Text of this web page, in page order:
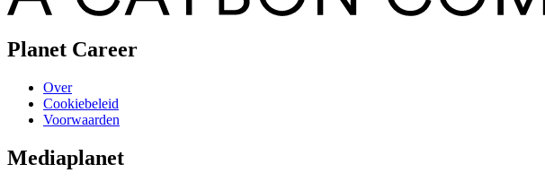
Planet Career
Over
Cookiebeleid
Voorwaarden
Mediaplanet